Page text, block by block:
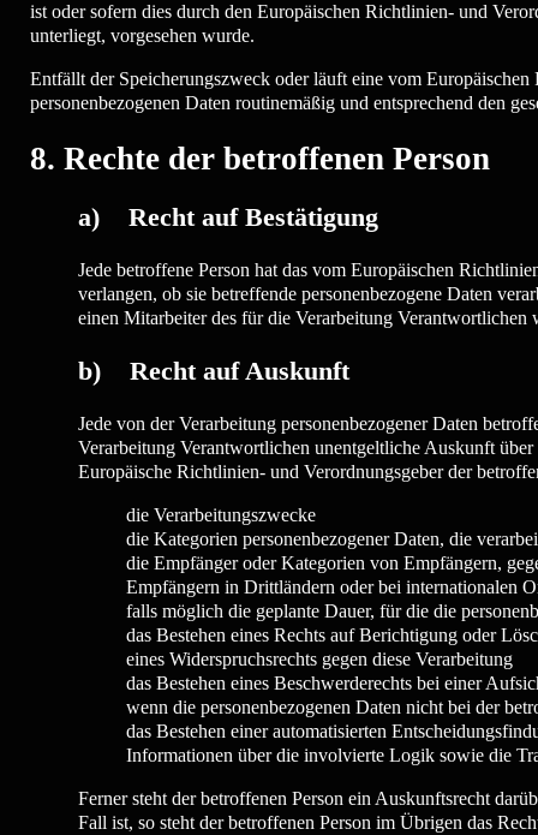
ist oder sofern dies durch den Europäischen Richtlinien- und
unterliegt, vorgesehen wurde.
Entfällt der Speicherungszweck oder läuft eine vom
personenbezogenen Daten routinemäßig und entsprechend den
8. Rechte der betroffenen Person
a) Recht auf Bestätigung
Jede betroffene Person hat das vom Europäischen
verlangen, ob sie betreffende personenbezogene Daten
einen Mitarbeiter des für die Verarbeitung Verantwortlichen
b) Recht auf Auskunft
Jede von der Verarbeitung personenbezogener Daten
Verarbeitung Verantwortlichen unentgeltliche Auskunft
Europäische Richtlinien- und Verordnungsgeber der
die Verarbeitungszwecke
die Kategorien personenbezogener Daten, die
die Empfänger oder Kategorien von Empfängern,
Empfängern in Drittländern oder bei internationalen
falls möglich die geplante Dauer, für die die
das Bestehen eines Rechts auf Berichtigung oder
eines Widerspruchsrechts gegen diese Verarbeitung
das Bestehen eines Beschwerderechts bei einer
wenn die personenbezogenen Daten nicht bei der
das Bestehen einer automatisierten
Informationen über die involvierte Logik sowie die
Ferner steht der betroffenen Person ein Auskunftsrecht
Fall ist, so steht der betroffenen Person im Übrigen das